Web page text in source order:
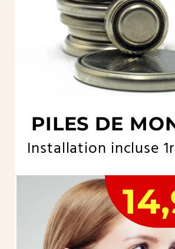
PILES DE
Installation incluse